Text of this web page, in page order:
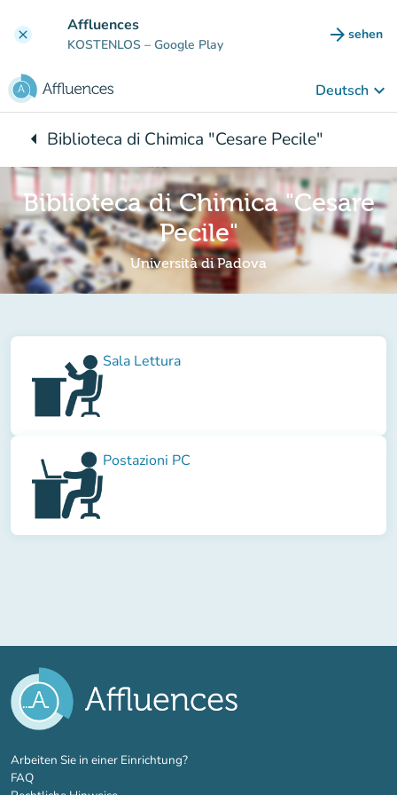
clear Affluences
KOSTENLOS – Google Play arrow_forward sehen
(new
Deutsch keyboard_arrow_down
arrow_leftZurück zu:
Biblioteca di Chimica "Cesare Pecile"
Biblioteca di Chimica "Cesare
Pecile"
Università di Padova
Sala Lettura
Postazioni PC
Arbeiten Sie in einer Einrichtung?(new tab)
FAQ